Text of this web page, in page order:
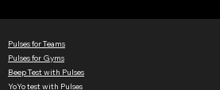
Pulses for Teams
Pulses for Gyms
Beep Test with Pulses
YoYo test with Pulses